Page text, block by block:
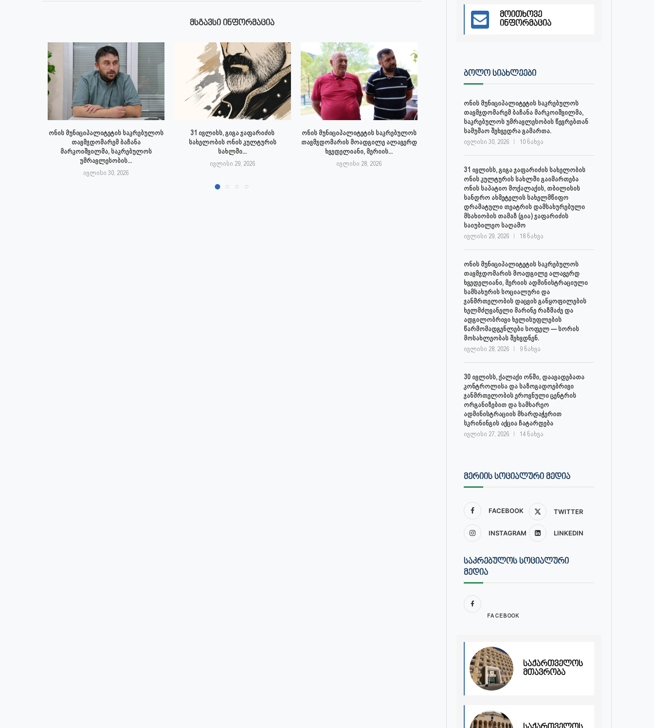
ᲛᲡᲒᲐᲕᲡᲘ ᲘᲜᲤᲝᲠᲛᲐᲪᲘᲐ
ონის მუნიციპალიტეტის საკრებულოს
თავმჯდომარემ ბაჩანა
მარკოიშვილმა, საკრებულოს
უმრავლესობის...
ივლისი 30, 2026
31 ივლისს, გიგა ჯაფარიძის
სახელობის ონის კულტურის
სახლში...
ივლისი 29, 2026
ონის მუნიციპალიტეტის საკრებულოს
თავმჯდომარის მოადგილე ალავერდ
ხვედელიანი, მერიის...
ივლისი 28, 2026
30 ივლისს, ქალაქი ონში,
დაავადებათა კონტროლისა და
მოითხოვე
ინფორმაცია
ᲑᲝᲚᲝ ᲡᲘᲐᲮᲚᲔᲔᲑᲘ
ონის მუნიციპალიტეტის საკრებულოს
თავმჯდომარემ ბაჩანა მარკოიშვილმა,
საკრებულოს უმრავლესობის წევრებთან
სამუშაო შეხვედრა გამართა.
ივლისი 30, 2026 10 ნახვა
31 ივლისს, გიგა ჯაფარიძის სახელობის
ონის კულტურის სახლში გაიმართება
ონის საპატიო მოქალაქის, თბილისის
სანდრო ახმეტელის სახელმწიფო
დრამატული თეატრის დამსახურებული
მსახიობის თამაზ (გია) ჯაფარიძის
საიუბილეო საღამო
ივლისი 29, 2026 18 ნახვა
ონის მუნიციპალიტეტის საკრებულოს
თავმჯდომარის მოადგილე ალავერდ
ხვედელიანი, მერიის ადმინისტრაციული
სამსახურის სოციალური და
ჯანმრთელობის დაცვის განყოფილების
ხელმძღვანელი მარინე რაზმაძე და
ადგილობრივი ხელისუფლების
წარმომადგენლები სოფელ — სორის
მოსახლეობას შეხვდნენ.
ივლისი 28, 2026 9 ნახვა
30 ივლისს, ქალაქი ონში, დაავადებათა
კონტროლისა და საზოგადოებრივი
ჯანმრთელობის ეროვნული ცენტრის
ორგანიზებით და სამხარეო
ადმინისტრაციის მხარდაჭერით
სკრინინგის აქცია ჩატარდება
ივლისი 27, 2026 14 ნახვა
ᲛᲔᲠᲘᲘᲡ ᲡᲝᲪᲘᲐᲚᲣᲠᲘ ᲛᲔᲓᲘᲐ
FACEBOOK TWITTER
INSTAGRAM LINKEDIN
ᲡᲐᲙᲠᲔᲑᲣᲚᲝᲡ ᲡᲝᲪᲘᲐᲚᲣᲠᲘ
ᲛᲔᲓᲘᲐ
FACEBOOK
საქართველოს
მთავრობა